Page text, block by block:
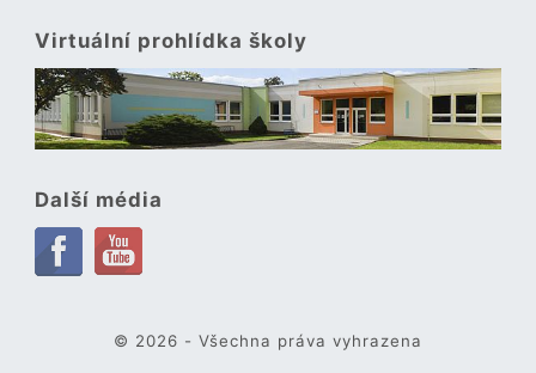
Virtuální prohlídka školy
Další média
© 2026 - Všechna práva vyhrazena